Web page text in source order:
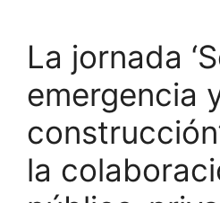
La jornada
emergencia
la